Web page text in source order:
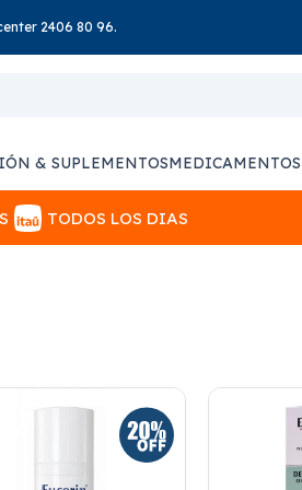
2406 80 96.
& SUPLEMENTOSMEDICAMENTOS
TODOS LOS DIAS